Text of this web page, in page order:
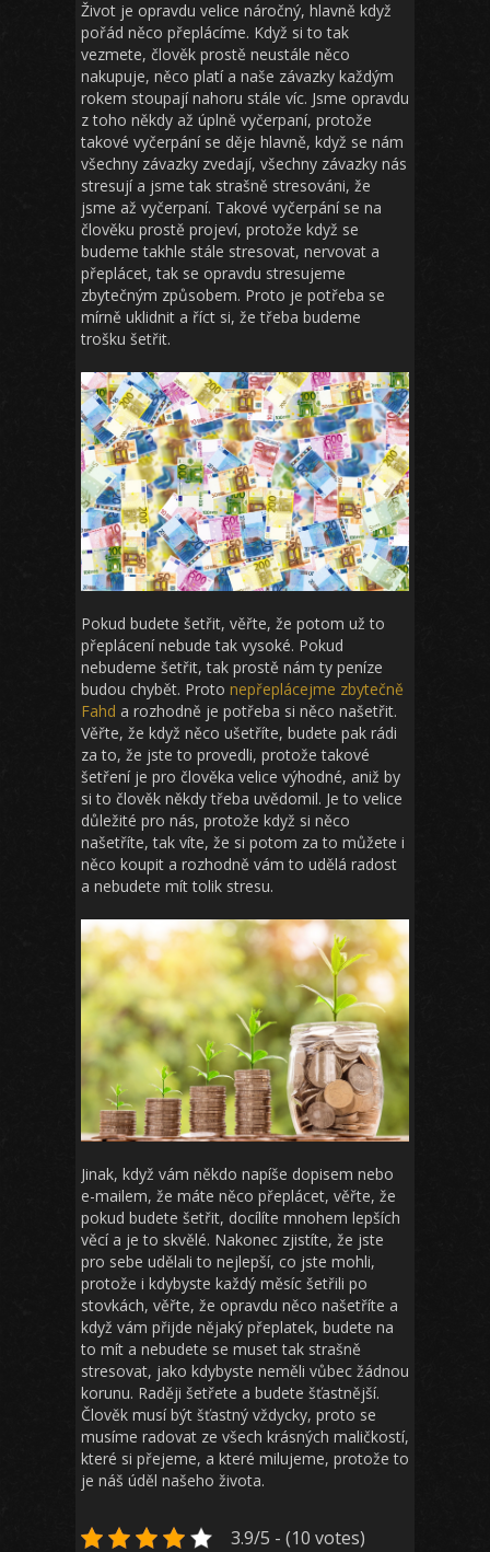
Život je opravdu velice náročný, hlavně když
pořád něco přeplácíme. Když si to tak
vezmete, člověk prostě neustále něco
nakupuje, něco platí a naše závazky každým
rokem stoupají nahoru stále víc. Jsme opravdu
z toho někdy až úplně vyčerpaní, protože
takové vyčerpání se děje hlavně, když se nám
všechny závazky zvedají, všechny závazky nás
stresují a jsme tak strašně stresováni, že
jsme až vyčerpaní. Takové vyčerpání se na
člověku prostě projeví, protože když se
budeme takhle stále stresovat, nervovat a
přeplácet, tak se opravdu stresujeme
zbytečným způsobem. Proto je potřeba se
mírně uklidnit a říct si, že třeba budeme
trošku šetřit.
Pokud budete šetřit, věřte, že potom už to
přeplácení nebude tak vysoké. Pokud
nebudeme šetřit, tak prostě nám ty peníze
budou chybět. Proto nepřeplácejme zbytečně
Fahd a rozhodně je potřeba si něco našetřit.
Věřte, že když něco ušetříte, budete pak rádi
za to, že jste to provedli, protože takové
šetření je pro člověka velice výhodné, aniž by
si to člověk někdy třeba uvědomil. Je to velice
důležité pro nás, protože když si něco
našetříte, tak víte, že si potom za to můžete i
něco koupit a rozhodně vám to udělá radost
a nebudete mít tolik stresu.
Jinak, když vám někdo napíše dopisem nebo
e-mailem, že máte něco přeplácet, věřte, že
pokud budete šetřit, docílíte mnohem lepších
věcí a je to skvělé. Nakonec zjistíte, že jste
pro sebe udělali to nejlepší, co jste mohli,
protože i kdybyste každý měsíc šetřili po
stovkách, věřte, že opravdu něco našetříte a
když vám přijde nějaký přeplatek, budete na
to mít a nebudete se muset tak strašně
stresovat, jako kdybyste neměli vůbec žádnou
korunu. Raději šetřete a budete šťastnější.
Člověk musí být šťastný vždycky, proto se
musíme radovat ze všech krásných maličkostí,
které si přejeme, a které milujeme, protože to
je náš úděl našeho života.
3.9/5 - (10 votes)